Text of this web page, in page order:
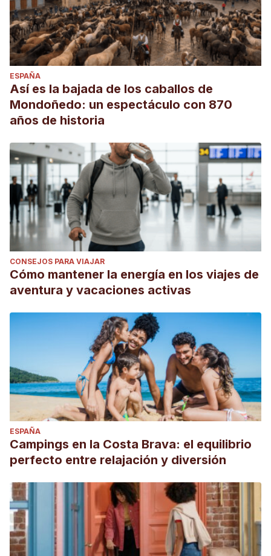
ESPAÑA
Así es la bajada de los caballos de
Mondoñedo: un espectáculo con 870
años de historia
CONSEJOS PARA VIAJAR
Cómo mantener la energía en los viajes de
aventura y vacaciones activas
ESPAÑA
Campings en la Costa Brava: el equilibrio
perfecto entre relajación y diversión